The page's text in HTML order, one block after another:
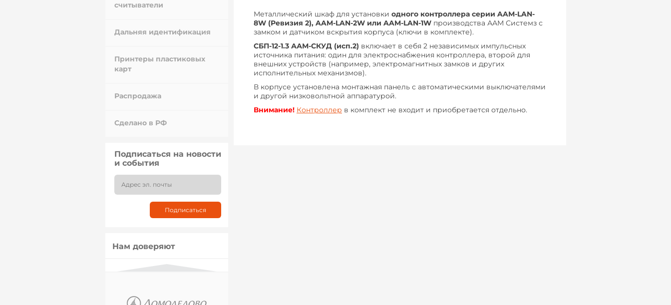
считыватели
Дальняя идентификация
Принтеры пластиковых
карт
Распродажа
Сделано в РФ
Подписаться на новости
и события
Нам доверяют
Металлический шкаф для установки одного контроллера серии AAM-LAN-
8W (Ревизия 2), AAM-LAN-2W или AAM-LAN-1W производства ААМ Системз с
замком и датчиком вскрытия корпуса (ключи в комплекте).
СБП-12-1.3 ААМ-СКУД (исп.2) включает в себя 2 независимых импульсных
источника питания: один для электроснабжения контроллера, второй для
внешних устройств (например, электромагнитных замков и других
исполнительных механизмов).
В корпусе установлена монтажная панель с автоматическими выключателями
и другой низковольтной аппаратурой.
Внимание! Контроллер в комплект не входит и приобретается отдельно.